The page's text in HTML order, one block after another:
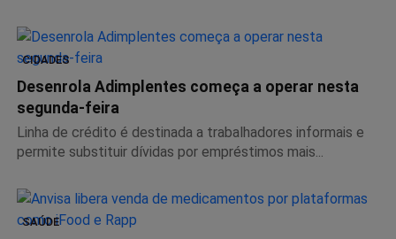
CIDADES
Desenrola Adimplentes começa a operar nesta
segunda-feira
Linha de crédito é destinada a trabalhadores informais e
permite substituir dívidas por empréstimos mais...
SAÚDE